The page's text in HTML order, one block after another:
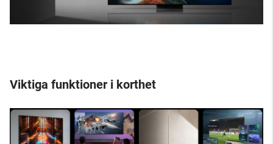
Viktiga funktioner i korthet